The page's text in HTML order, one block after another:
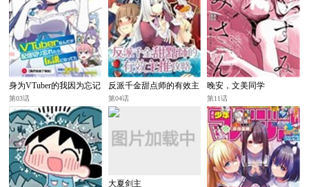
身为VTuber的我因为忘记
关台而成了传说
第03话
反派千金甜点师的有效主
推攻略
第04话
晚安，文美同学
第11话
大夏剑主